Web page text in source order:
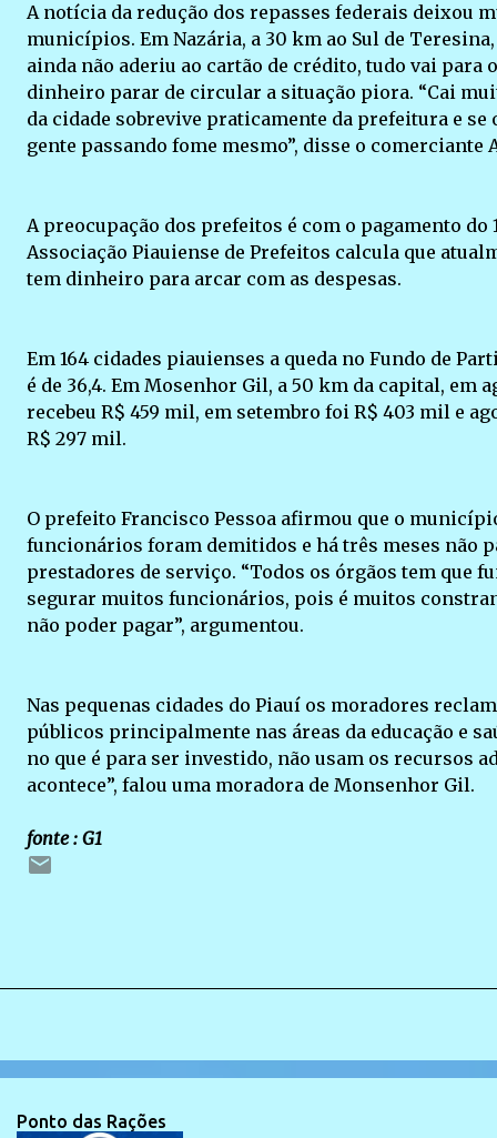
A notícia da redução dos repasses federais deixou
municípios. Em Nazária, a 30 km ao Sul de
ainda não aderiu ao cartão de crédito, tudo vai para
dinheiro parar de circular a situação piora. “Cai
da cidade sobrevive praticamente da prefeitura e se
gente passando fome mesmo”, disse o comerciante
A preocupação dos prefeitos é com o pagamento do
Associação Piauiense de Prefeitos calcula que
tem dinheiro para arcar com as despesas.
Em 164 cidades piauienses a queda no Fundo de
é de 36,4. Em Mosenhor Gil, a 50 km da capital, em
recebeu R$ 459 mil, em setembro foi R$ 403 mil e
R$ 297 mil.
O prefeito Francisco Pessoa afirmou que o
funcionários foram demitidos e há três meses não
prestadores de serviço. “Todos os órgãos tem que
segurar muitos funcionários, pois é muitos
não poder pagar”, argumentou.
Nas pequenas cidades do Piauí os moradores
públicos principalmente nas áreas da educação e
no que é para ser investido, não usam os recursos
acontece”, falou uma moradora de Monsenhor Gil.
fonte : G1
Ponto das Rações